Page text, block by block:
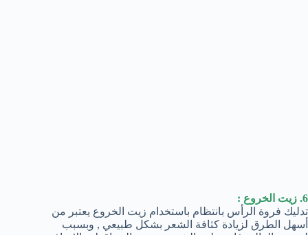
6. زيت الخروع :
تدليك فروة الرأس بانتظام باستخدام زيت الخروع يعتبر من
أسهل الطرق لزيادة كثافة الشعر بشكل طبيعي , وبسبب